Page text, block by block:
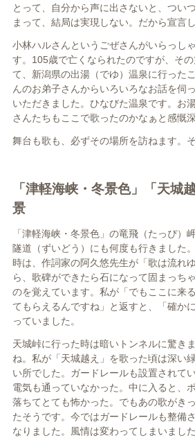
とって、自分から声に出さないと、つい
まって、結局は実現しない。だから宣言し
小林ハルさんというごぜさんがいらっし
す。105歳で亡くなられたのですが、その
て、新潟県の出湯（でゆ）温泉に行った
んのお弟子さんからいろいろなお話を伺
いただきました。ひなびた温泉です。お
さんたちもここで歌ったのかなぁと感慨
舞台も歌も、必ずその場所を訪ねます。
「津軽海峡・冬景色」「天城
景
「津軽海峡・冬景色」の竜飛（たっぴ）
隧道（ずいどう）にも何度も行きました
時は、作詞家の阿久悠先生が「歌は流れ
ら、歌碑ができたら石になって固まっち
のを覚えています。私が「でもここに来
てもらえるんですね」と返すと、「確か
っていました。
天城峠に行った時は暗いトンネルに驚き
ね。私が「天城越え」を歌った頃は深い
い所でした。ガードレールも設置されて
電気も通っていなかった。中に入ると、
落ちてとても怖かった。でもあの歌がき
たそうです。今ではガードレールも整備
なりました。風情は変わってしまいました